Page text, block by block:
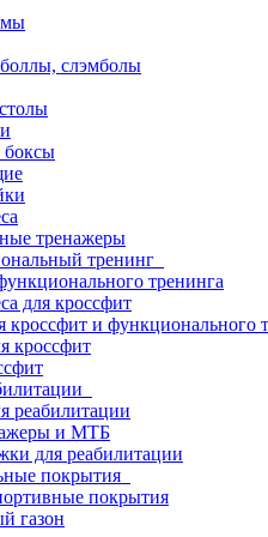
слэмболы
боксы
тренажеры
тренинг
тренинга
для кроссфит
кроссфит и функционального
кроссфит
реабилитации
и МТБ
для реабилитации
покрытия
покрытия
газон